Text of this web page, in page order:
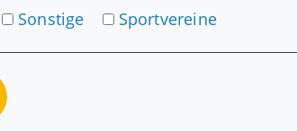
Sonstige Sportvereine